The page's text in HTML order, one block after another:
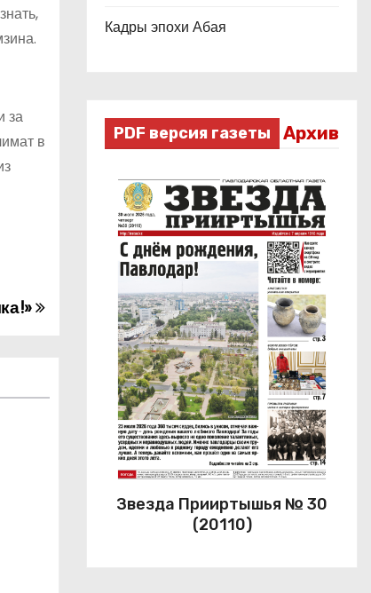
за
в
Кадры эпохи Абая
PDF версия газеты Архив
Звезда Прииртышья № 30
(20110)